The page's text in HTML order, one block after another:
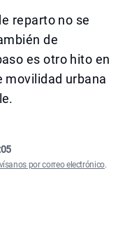
reparto no se
de
es otro hito en
movilidad urbana
por correo electrónico.